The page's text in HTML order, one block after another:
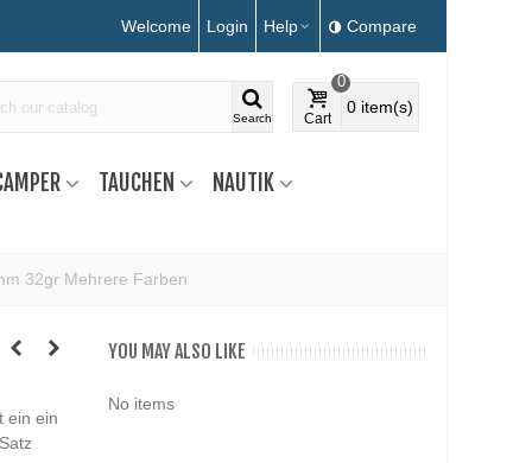
Welcome Login Help Compare
Search Cart
0
0 item(s)
TAUCHEN
NAUTIK
32gr Mehrere Farben
ein ein
YOU MAY ALSO LIKE
No items